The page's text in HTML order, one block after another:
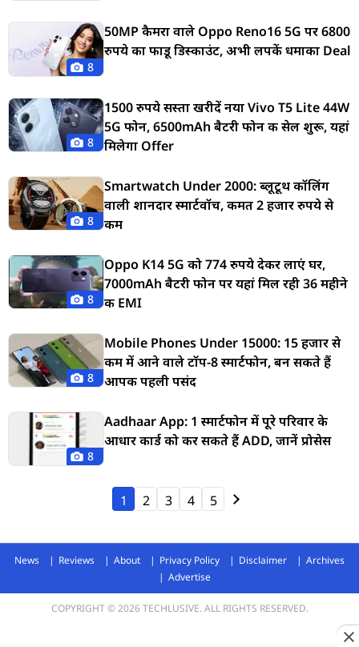
8
50MP कैमरा वाले Oppo Reno16 5G पर 6800
रुपये का फाडू डिस्काउंट, अभी लपकें धमाका Deal
8
1500 रुपये सस्ता खरीदें नया Vivo T5 Lite 44W
5G फोन, 6500mAh बैटरी फोन की सेल शुरू, यहां
मिलेगा Offer
8
Smartwatch Under 2000: ब्लूटूथ कॉलिंग
वाली शानदार स्मार्टवॉच, कीमत 2 हजार रुपये से
कम
8
Oppo K14 5G को 774 रुपये देकर लाएं घर,
7000mAh बैटरी फोन पर यहां मिल रही 36 महीने
की EMI
8
Mobile Phones Under 15000: 15 हजार से
कम में आने वाले टॉप-8 स्मार्टफोन, बन सकते हैं
आपकी पहली पसंद
8
Aadhaar App: 1 स्मार्टफोन में पूरे परिवार के
आधार कार्ड को कर सकते हैं ADD, जानें प्रोसेस
1 2 3 4 5
News Reviews About Privacy Policy Disclaimer
Archives
Advertise
COPYRIGHT © 2026 TECHLUSIVE. ALL RIGHTS RESERVED.